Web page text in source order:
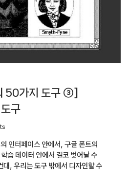
50가지 도구 ③]
구
인터페이스 안에서, 구글 폰트의
습 데이터 안에서 결코 벗어날 수
대, 우리는 도구 밖에서 디자인할 수